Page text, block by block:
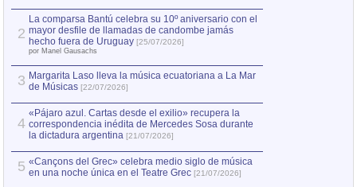
2
La comparsa Bantú celebra su 10º aniversario con el
mayor desfile de llamadas de candombe jamás
hecho fuera de Uruguay [25/07/2026]
por Manel Gausachs
3 Margarita Laso lleva la música ecuatoriana a La Mar
de Músicas [22/07/2026]
4
«Pájaro azul. Cartas desde el exilio» recupera la
correspondencia inédita de Mercedes Sosa durante
la dictadura argentina [21/07/2026]
5 «Cançons del Grec» celebra medio siglo de música
en una noche única en el Teatre Grec [21/07/2026]